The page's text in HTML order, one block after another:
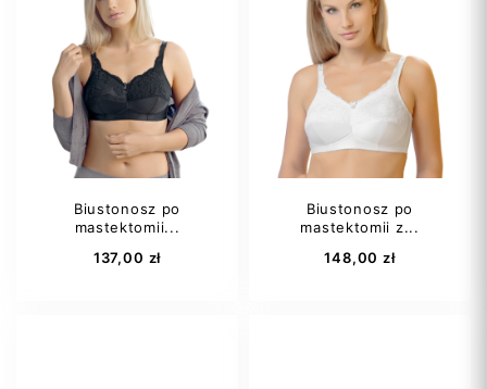
75B
75C
75D
80AA
80A
+16
Dodaj do koszyka
80B
85AA
Dodaj do koszyka
Biustonosz po
mastektomii...
137,00 zł
Biustonosz po
mastektomii z...
148,00 zł